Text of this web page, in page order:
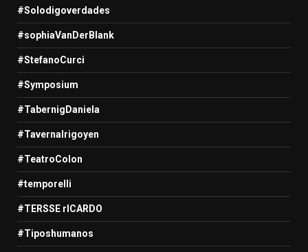
#Solodigoverdades
#sophiaVanDerBlank
#StefanoCurci
#Symposium
#TabernigDaniela
#TavernaIrigoyen
#TeatroColon
#temporelli
#TERSSE rICARDO
#Tiposhumanos